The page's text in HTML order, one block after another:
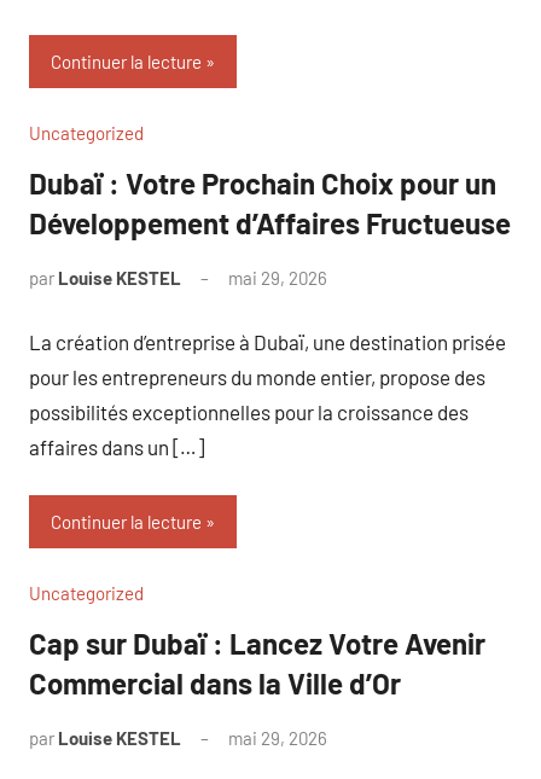
Continuer la lecture
Uncategorized
Dubaï : Votre Prochain Choix pour un
Développement d’Affaires Fructueuse
par Louise KESTEL mai 29, 2026
La création d’entreprise à Dubaï, une destination prisée
pour les entrepreneurs du monde entier, propose des
possibilités exceptionnelles pour la croissance des
affaires dans un […]
Continuer la lecture
Uncategorized
Cap sur Dubaï : Lancez Votre Avenir
Commercial dans la Ville d’Or
par Louise KESTEL mai 29, 2026